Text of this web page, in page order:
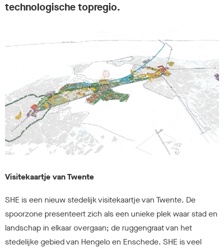
technologische topregio.
Visitekaartje van Twente
SHE is een nieuw stedelijk visitekaartje van Twente. De
spoorzone presenteert zich als een unieke plek waar stad en
landschap in elkaar overgaan; de ruggengraat van het
stedelijke gebied van Hengelo en Enschede. SHE is veel